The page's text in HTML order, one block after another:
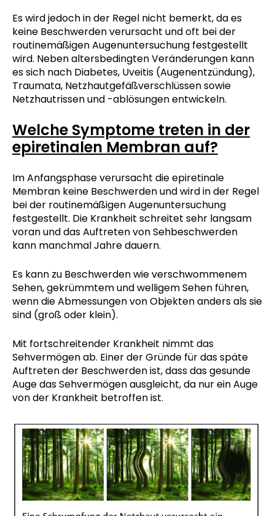
Es wird jedoch in der Regel nicht bemerkt, da es
keine Beschwerden verursacht und oft bei der
routinemäßigen Augenuntersuchung festgestellt
wird. Neben altersbedingten Veränderungen kann
es sich nach Diabetes, Uveitis (Augenentzündung),
Traumata, Netzhautgefäßverschlüssen sowie
Netzhautrissen und -ablösungen entwickeln.
Welche Symptome treten in der
epiretinalen Membran auf?
Im Anfangsphase verursacht die epiretinale
Membran keine Beschwerden und wird in der Regel
bei der routinemäßigen Augenuntersuchung
festgestellt. Die Krankheit schreitet sehr langsam
voran und das Auftreten von Sehbeschwerden
kann manchmal Jahre dauern.
Es kann zu Beschwerden wie verschwommenem
Sehen, gekrümmtem und welligem Sehen führen,
wenn die Abmessungen von Objekten anders als sie
sind (groß oder klein).
Mit fortschreitender Krankheit nimmt das
Sehvermögen ab. Einer der Gründe für das späte
Auftreten der Beschwerden ist, dass das gesunde
Auge das Sehvermögen ausgleicht, da nur ein Auge
von der Krankheit betroffen ist.